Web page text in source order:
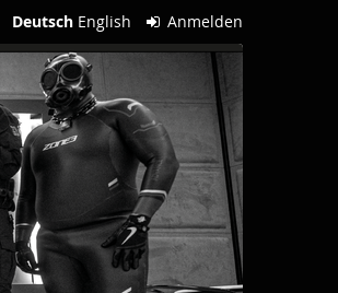
Deutsch English Anmelden